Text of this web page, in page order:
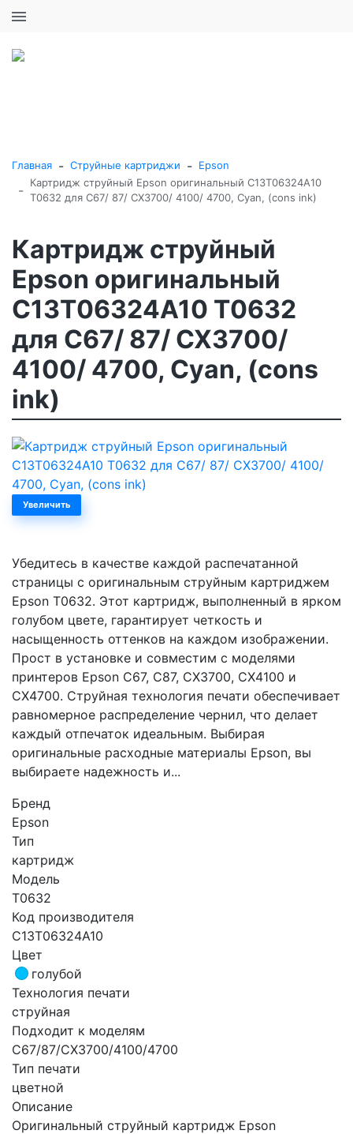
Главная - Струйные картриджи - Epson
-
Картридж струйный Epson оригинальный C13T06324A10
T0632 для C67/ 87/ CX3700/ 4100/ 4700, Cyan, (cons ink)
Картридж струйный
Epson оригинальный
C13T06324A10 T0632
для C67/ 87/ CX3700/
4100/ 4700, Cyan, (cons
ink)
Увеличить
Убедитесь в качестве каждой распечатанной
страницы с оригинальным струйным картриджем
Epson T0632. Этот картридж, выполненный в ярком
голубом цвете, гарантирует четкость и
насыщенность оттенков на каждом изображении.
Прост в установке и совместим с моделями
принтеров Epson C67, C87, CX3700, CX4100 и
CX4700. Струйная технология печати обеспечивает
равномерное распределение чернил, что делает
каждый отпечаток идеальным. Выбирая
оригинальные расходные материалы Epson, вы
выбираете надежность и...
Бренд
Epson
Тип
картридж
Модель
T0632
Код производителя
C13T06324A10
Цвет
голубой
Технология печати
струйная
Подходит к моделям
C67/87/CX3700/4100/4700
Тип печати
цветной
Описание
Оригинальный струйный картридж Epson